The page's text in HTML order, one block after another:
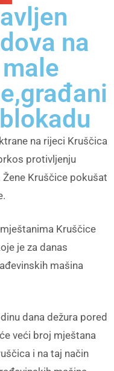
na
na rijeci Kruščica
protivljenju
Kruščice pokušat
Kruščice
je za danas
mašina
dana dežura pored
veći broj mještana
i na taj način